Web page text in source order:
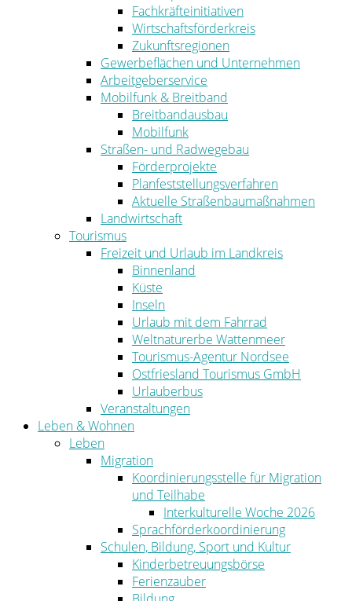
Fachkräfteinitiativen
Wirtschaftsförderkreis
Zukunftsregionen
Gewerbeflächen und Unternehmen
Arbeitgeberservice
Mobilfunk & Breitband
Breitbandausbau
Mobilfunk
Straßen- und Radwegebau
Förderprojekte
Planfeststellungsverfahren
Aktuelle Straßenbaumaßnahmen
Landwirtschaft
Tourismus
Freizeit und Urlaub im Landkreis
Binnenland
Küste
Inseln
Urlaub mit dem Fahrrad
Weltnaturerbe Wattenmeer
Tourismus-Agentur Nordsee
Ostfriesland Tourismus GmbH
Urlauberbus
Veranstaltungen
Leben & Wohnen
Leben
Migration
Koordinierungsstelle für Migration
und Teilhabe
Interkulturelle Woche 2026
Sprachförderkoordinierung
Schulen, Bildung, Sport und Kultur
Kinderbetreuungsbörse
Ferienzauber